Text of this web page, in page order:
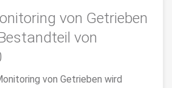
Getriebe aussagt
Getriebeöl, Wasser im,
im Öl. Erfahren Sie hier was
von Getrieben
von
von Getrieben wird